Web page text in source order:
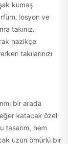
kumaş
losyon ve
takınız.
nazikçe
takılarınızı
bir arada
katacak özel
tasarım, hem
uzun ömürlü bir